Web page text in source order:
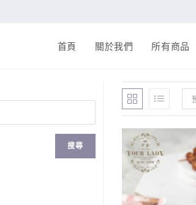
首頁 關於我們 所有商品
搜尋